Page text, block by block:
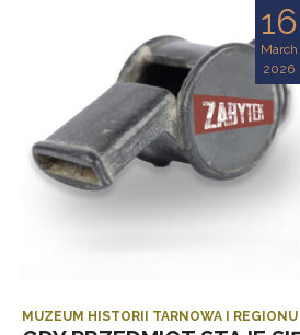
16
March
2026
MUZEUM HISTORII TARNOWA I REGIONU